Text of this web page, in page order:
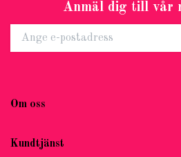
Anmäl dig till vår
Om oss
Kundtjänst